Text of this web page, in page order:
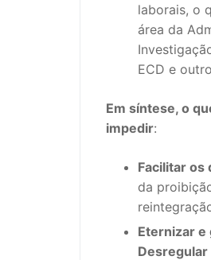
laborais, o
área da
ECD e
Em síntese, o
impedir:
Facilitar os
da
Eternizar e
Desregular